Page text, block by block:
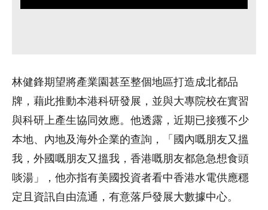
林健鋒期望將產業園甚至整個地區打造成北都品
牌，藉此推動本港科研發展，並與大專院校在實習
與科研上產生協同效應。他透露，近期已接獲不少
本地、內地及海外企業的查詢，「國內嘅朋友又搵
我，外國嘅朋友又搵我，香港嘅朋友都急急想食頭
啖湯」，他亦指有美國投資者看中香港水電供應穩
定且資訊自由流通，有意落戶發展大數據中心。